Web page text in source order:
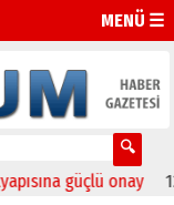
MENÜ ☰
güçlü onay 12:04